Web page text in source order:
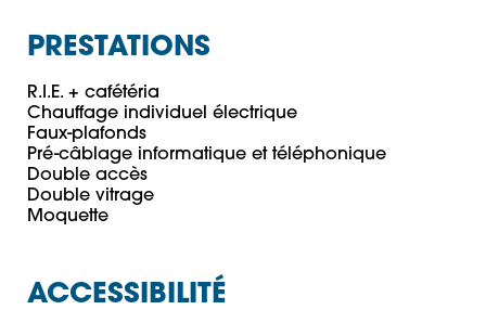
PRESTATIONS
R.I.E. + cafétéria
Chauffage individuel électrique
Faux-plafonds
Pré-câblage informatique et téléphonique
Double accès
Double vitrage
ACCESSIBILITÉ